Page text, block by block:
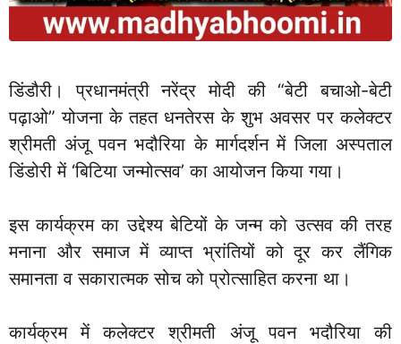
डिंडौरी। प्रधानमंत्री नरेंद्र मोदी की “बेटी बचाओ-बेटी
पढ़ाओ” योजना के तहत धनतेरस के शुभ अवसर पर कलेक्टर
श्रीमती अंजू पवन भदौरिया के मार्गदर्शन में जिला अस्पताल
डिंडोरी में ‘बिटिया जन्मोत्सव’ का आयोजन किया गया।
इस कार्यक्रम का उद्देश्य बेटियों के जन्म को उत्सव की तरह
मनाना और समाज में व्याप्त भ्रांतियों को दूर कर लैंगिक
समानता व सकारात्मक सोच को प्रोत्साहित करना था।
कार्यक्रम में कलेक्टर श्रीमती अंजू पवन भदौरिया की